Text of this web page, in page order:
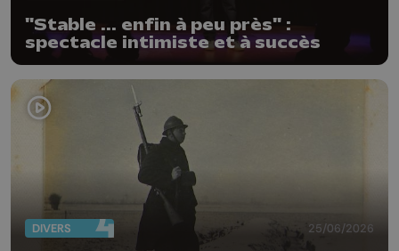
"Stable ... enfin à peu près" :
spectacle intimiste et à succès
DIVERS 25/06/2026